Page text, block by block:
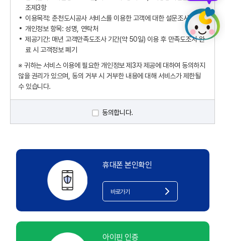
조제3항
이용목적: 춘천도시공사 서비스를 이용한 고객에 대한 설문조사
개인정보 항목: 성명, 연락처
제공기간: 매년 고객만족도조사 기간(약 50일) 이용 후 만족도조사 완
료 시 고객정보 폐기
※ 귀하는 서비스 이용에 필요한 개인정보 제3자 제공에 대하여 동의하지
않을 권리가 있으며, 동의 거부 시 거부한 내용에 대해 서비스가 제한될
수 있습니다.
동의합니다.
휴대폰 본인확인
바로가기
아이핀 인증